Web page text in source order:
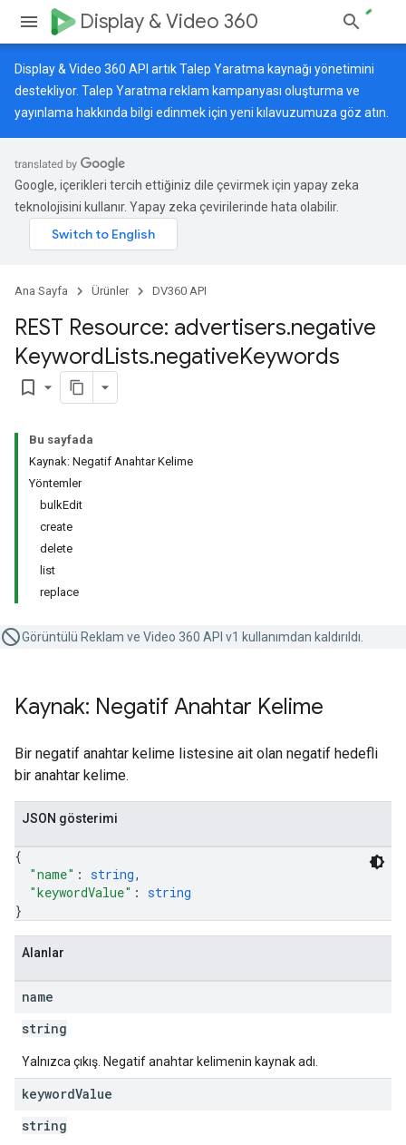
Display & Video 360
Display & Video 360 API artık Talep Yaratma kaynağı yönetimini
destekliyor. Talep Yaratma reklam kampanyası oluşturma ve
yayınlama hakkında bilgi edinmek için yeni kılavuzumuza göz atın.
Google, içerikleri tercih ettiğiniz dile çevirmek için yapay zeka
teknolojisini kullanır. Yapay zeka çevirilerinde hata olabilir.
Ana Sayfa Ürünler DV360 API
REST Resource: advertisers.negative
KeywordLists.negativeKeywords
bookmark_border
Bu sayfada
Kaynak: Negatif Anahtar Kelime
Yöntemler
bulkEdit
create
delete
list
replace
Görüntülü Reklam ve Video 360 API v1 kullanımdan kaldırıldı.
Kaynak: Negatif Anahtar Kelime
Bir negatif anahtar kelime listesine ait olan negatif hedefli
bir anahtar kelime.
JSON gösterimi
{
"name" : string,
"keywordValue" : string
}
Alanlar
name
string
Yalnızca çıkış. Negatif anahtar kelimenin kaynak adı.
keywordValue
string